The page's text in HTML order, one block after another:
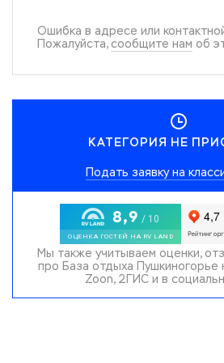
Ошибка в адресе или
Пожалуйста, сообщите нам об
КАТЕГОРИЯ НЕ
Подать заявку на
Мы также учитываем оценки,
про База отдыха Пушкиногорье
Zoon, 2ГИС и в